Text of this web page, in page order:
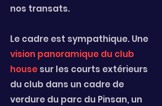
nos transats.
Le cadre est sympathique. Une
vision panoramique du club
house sur les courts extérieurs
du club dans un cadre de
verdure du parc du Pinsan, un